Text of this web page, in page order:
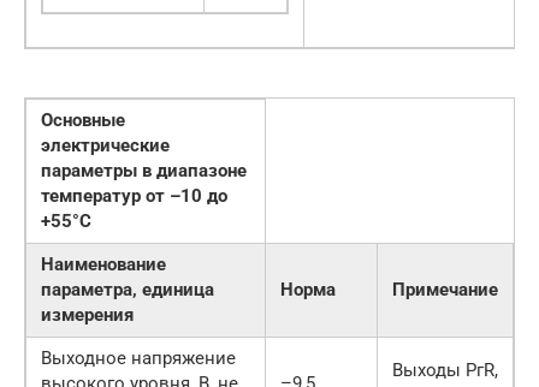
Основные
электрические
параметры в диапазоне
температур от –10 до
+55°C
Наименование
параметра, единица
измерения
Норма Примечание
Выходное напряжение
Выходы РгR,